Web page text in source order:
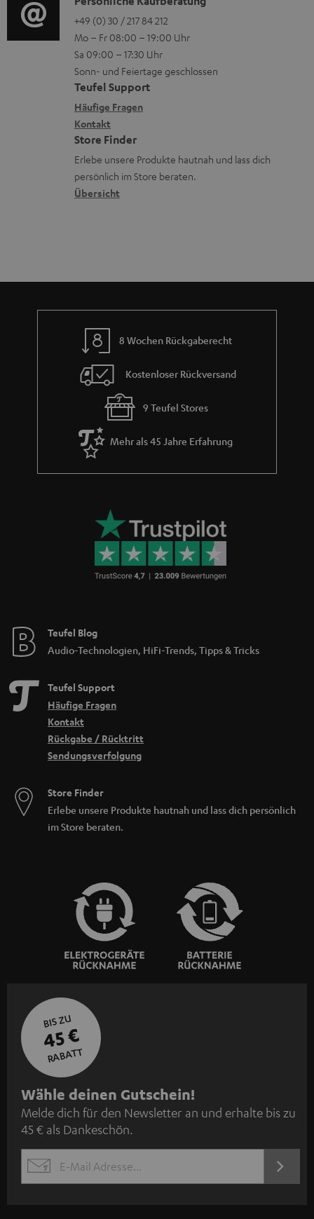
e
n
m
V
e
r
s
a
n
d
e
n
z
u
r
G
a
r
a
n
g
e
r
ä
t
e
R
ü
c
k
m
o
-
L
e
x
i
k
o
n
o
n
t
a
k
t
d
a
t
+49 (0) 30 / 217 84 212
Mo – Fr 08:00 – 19:00 Uhr
Sa 09:00 – 17:30 Uhr
Sonn- und Feiertage geschlossen
Teufel Support
Häufige Fragen
Kontakt
Store Finder
Erlebe unsere Produkte hautnah und lass dich
persönlich im Store beraten.
Übersicht
8 Wochen Rückgaberecht
Kostenloser Rückversand
9 Teufel Stores
Mehr als 45 Jahre Erfahrung
Teufel Blog
Audio-Technologien, HiFi-Trends, Tipps & Tricks
Teufel Support
Häufige Fragen
Kontakt
Rückgabe / Rücktritt
Sendungsverfolgung
Store Finder
Erlebe unsere Produkte hautnah und lass dich persönlich
im Store beraten.
BIS ZU
45 €
RABATT
N
e
w
s
l
Wähle deinen Gutschein!
Melde dich für den Newsletter an und erhalte bis zu
45 € als Dankeschön.
EMAIL
JETZT